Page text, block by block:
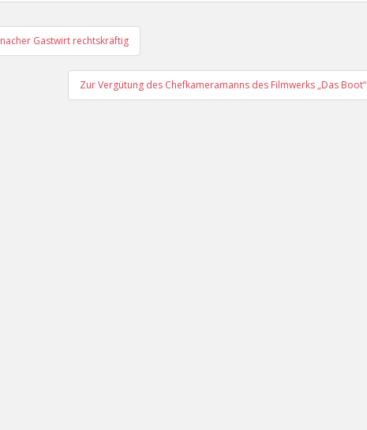
Gastwirt rechtskräftig
Zur Vergütung des Chefkameramanns des Filmwerks „Das Boot“